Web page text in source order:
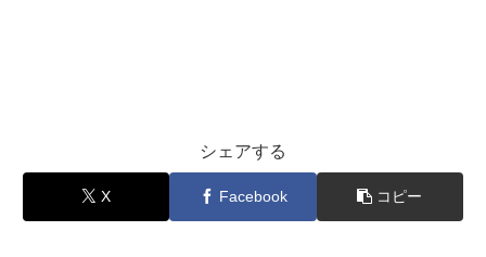
シェアする
X Facebook コピー